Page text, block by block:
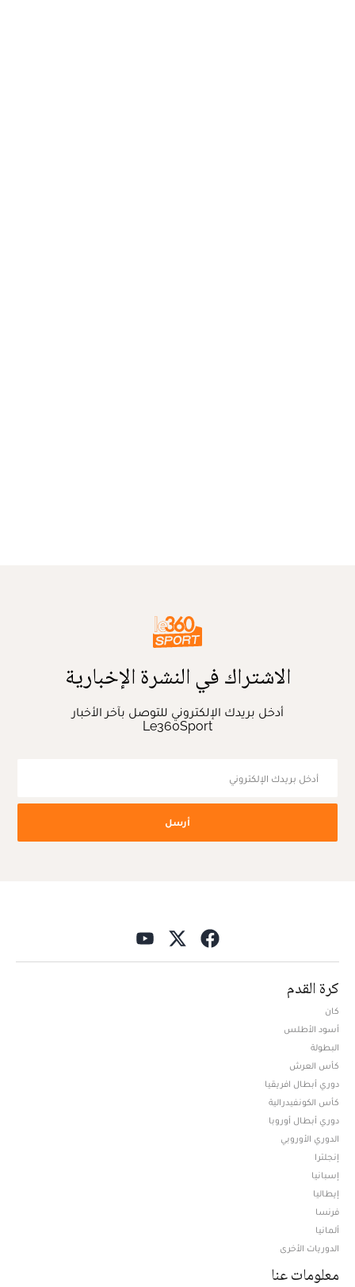
الاشتراك في النشرة الإخبارية
أدخل بريدك الإلكتروني للتوصل بآخر الأخبار
Le360Sport
أرسل
كرة القدم
كان
أسود الأطلس
البطولة
كأس العرش
دوري أبطال افريقيا
كأس الكونفيدرالية
دوري أبطال أوروبا
الدوري الأوروبي
إنجلترا
إسبانيا
إيطاليا
فرنسا
ألمانيا
الدوريات الأخرى
معلومات عنا